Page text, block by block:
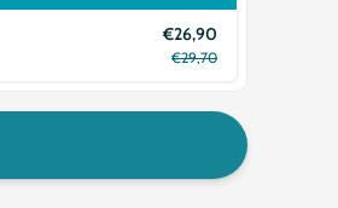
€26,90
€29,70